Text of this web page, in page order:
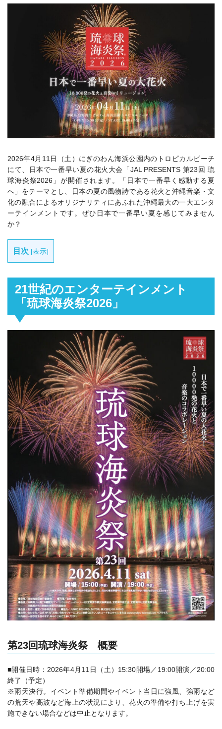
2026年4月11日（土）にぎのわん海浜公園内のトロピカルビーチ
にて、日本で一番早い夏の花火大会「JAL PRESENTS 第23回 琉
球海炎祭2026」が開催されます。「日本で一番早く感動する夏
へ」をテーマとし、日本の夏の風物詩である花火と沖縄音楽・文
化の融合によるオリジナリティにあふれた沖縄最大の一大エンタ
ーテインメントです。ぜひ日本で一番早い夏を感じてみません
か？
目次 [表示]
21世紀のエンターテインメント
「琉球海炎祭2026」
第23回琉球海炎祭 概要
■開催日時：2026年4月11日（土）15:30開場／19:00開演／20:00
終了（予定）
※雨天決行。イベント準備期間やイベント当日に強風、強雨など
の荒天や高波など海上の状況により、花火の準備や打ち上げを実
施できない場合などは中止となります。